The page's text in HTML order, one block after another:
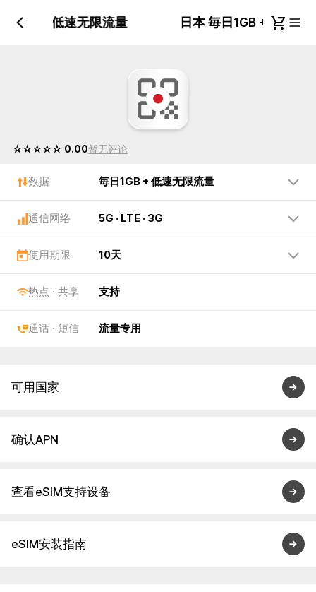
1GB + 低速无限流量 日本 毎日1GB + 低速
☆☆☆☆☆ 0.00暂无评论
数据 毎日1GB + 低速无限流量
通信网络 5G · LTE · 3G
使用期限 10天
热点 · 共享 支持
通话 · 短信 流量专用
可用国家
确认APN
查看eSIM支持设备
eSIM安装指南